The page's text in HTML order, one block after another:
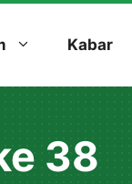
Kabar
38